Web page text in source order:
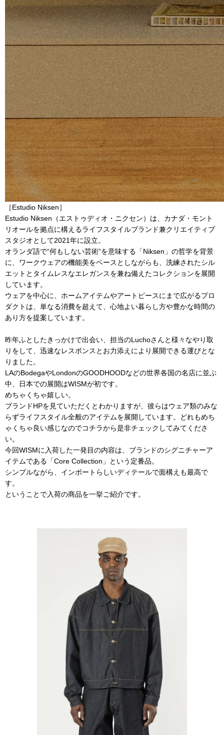
［Estudio Niksen］
Estudio Niksen（エストゥディオ・ニクセン）は、カナダ・モント
リオールを拠点に構えるライフスタイルブランド兼クリエイティブ
スタジオとして2021年に設立。
オランダ語で“何もしない芸術”を意味する「Niksen」の哲学を背景
に、ワークウェアの機能美をベースとしながらも、洗練されたシル
エットとタイムレスなエレガンスを兼ね備えたコレクションを展開
しています。
ウェアを中心に、ホームアイテムやアートピースにまで広がるプロ
ダクトは、単なる消費を超えて、心地よい暮らし方や豊かな時間の
あり方を提案しています。
昨年ふとしたきっかけで出会い、担当のLuchoさんと様々なやり取
りをして、迅速なレスポンスとお力添えにより展開できる運びとな
りました。
LAのBodegaやLondonのGOODHOODなどの世界各国の名店に並ぶ
中、日本での展開はWISMが初です。
めちゃくちゃ嬉しい。
ブランドHPを見ていただくとわかりますが、彼らはウェア類のみな
らずライフスタイル全般のアイテムを展開しています。どれもめち
ゃくちゃ良い感じなのでコチラから是非チェックしてみてくださ
い。
今回WISMに入荷した一発目の内容は、ブランドのシグニチャーア
イテムである「Core Collection」という定番品。
シンプルながら、インポートらしいディテールで面構えも最高で
す。
ということで入荷の商品を一挙ご紹介です。